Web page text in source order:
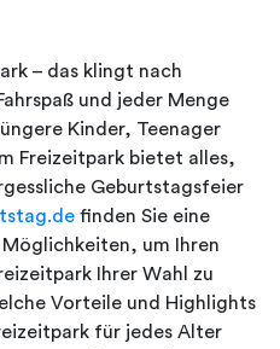
– das klingt nach
und jeder Menge
Kinder, Teenager
Freizeitpark bietet alles,
Geburtstagsfeier
finden Sie eine
um Ihren
Ihrer Wahl zu
Vorteile und Highlights
für jedes Alter